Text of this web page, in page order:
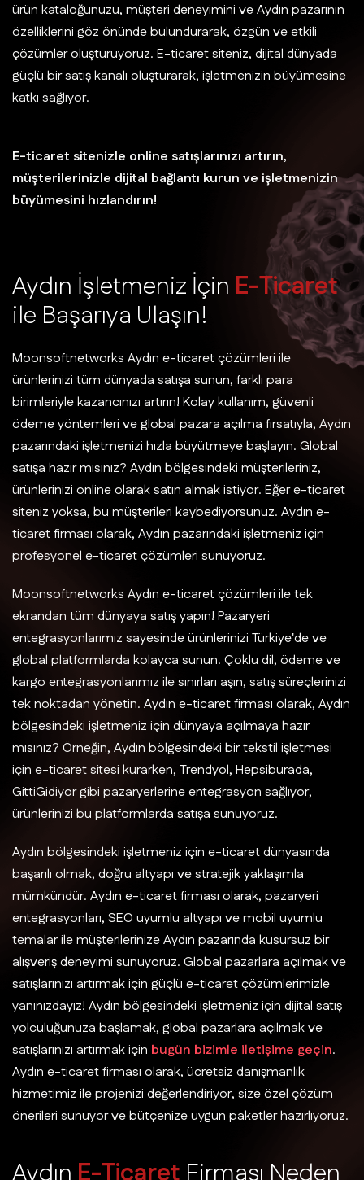
ürün kataloğunuzu, müşteri deneyimini ve Aydın pazarının
özelliklerini göz önünde bulundurarak, özgün ve etkili
çözümler oluşturuyoruz. E-ticaret siteniz, dijital dünyada
güçlü bir satış kanalı oluşturarak, işletmenizin büyümesine
katkı sağlıyor.
E-ticaret sitenizle online satışlarınızı artırın,
müşterilerinizle dijital bağlantı kurun ve işletmenizin
büyümesini hızlandırın!
Aydın İşletmeniz İçin E-Ticaret
ile Başarıya Ulaşın!
Moonsoftnetworks Aydın e-ticaret çözümleri ile
ürünlerinizi tüm dünyada satışa sunun, farklı para
birimleriyle kazancınızı artırın! Kolay kullanım, güvenli
ödeme yöntemleri ve global pazara açılma fırsatıyla, Aydın
pazarındaki işletmenizi hızla büyütmeye başlayın. Global
satışa hazır mısınız? Aydın bölgesindeki müşterileriniz,
ürünlerinizi online olarak satın almak istiyor. Eğer e-ticaret
siteniz yoksa, bu müşterileri kaybediyorsunuz. Aydın e-
ticaret firması olarak, Aydın pazarındaki işletmeniz için
profesyonel e-ticaret çözümleri sunuyoruz.
Moonsoftnetworks Aydın e-ticaret çözümleri ile tek
ekrandan tüm dünyaya satış yapın! Pazaryeri
entegrasyonlarımız sayesinde ürünlerinizi Türkiye'de ve
global platformlarda kolayca sunun. Çoklu dil, ödeme ve
kargo entegrasyonlarımız ile sınırları aşın, satış süreçlerinizi
tek noktadan yönetin. Aydın e-ticaret firması olarak, Aydın
bölgesindeki işletmeniz için dünyaya açılmaya hazır
mısınız? Örneğin, Aydın bölgesindeki bir tekstil işletmesi
için e-ticaret sitesi kurarken, Trendyol, Hepsiburada,
GittiGidiyor gibi pazaryerlerine entegrasyon sağlıyor,
ürünlerinizi bu platformlarda satışa sunuyoruz.
Aydın bölgesindeki işletmeniz için e-ticaret dünyasında
başarılı olmak, doğru altyapı ve stratejik yaklaşımla
mümkündür. Aydın e-ticaret firması olarak, pazaryeri
entegrasyonları, SEO uyumlu altyapı ve mobil uyumlu
temalar ile müşterilerinize Aydın pazarında kusursuz bir
alışveriş deneyimi sunuyoruz. Global pazarlara açılmak ve
satışlarınızı artırmak için güçlü e-ticaret çözümlerimizle
yanınızdayız! Aydın bölgesindeki işletmeniz için dijital satış
yolculuğunuza başlamak, global pazarlara açılmak ve
satışlarınızı artırmak için bugün bizimle iletişime geçin.
Aydın e-ticaret firması olarak, ücretsiz danışmanlık
hizmetimiz ile projenizi değerlendiriyor, size özel çözüm
önerileri sunuyor ve bütçenize uygun paketler hazırlıyoruz.